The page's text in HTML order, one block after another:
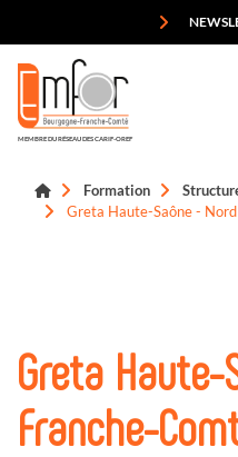
MEMBRE DU RÉSEAU DES CARIF-OREF
Formation
Greta Haute-Saône -
Greta
Franche-
Panneau de gestion des